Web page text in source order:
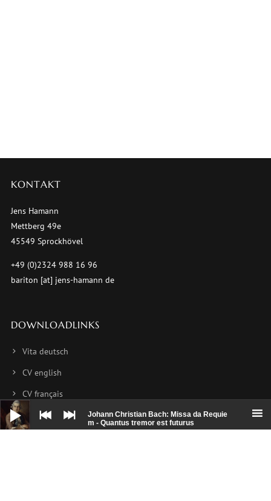
Audio-
Player
Johann Christian Bach: Missa da Requie
m - Quantus tremor est futurus
KONTAKT
Jens Hamann
Mettberg 49e
45549 Sprockhövel
+49 (0)2324 988 16 96
bariton [at] jens-hamann de
DOWNLOADLINKS
Vita deutsch
CV english
CV français
Foto 1